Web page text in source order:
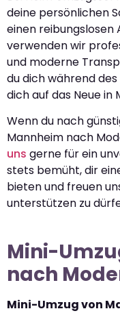
deine persönlichen
einen reibungslosen
verwenden wir
und moderne
du dich während
dich auf das Neue in
Wenn du nach
Mannheim nach
uns gerne für ein
stets bemüht, dir
bieten und freuen
unterstützen zu
Mini-
nach
Mini-Umzug von